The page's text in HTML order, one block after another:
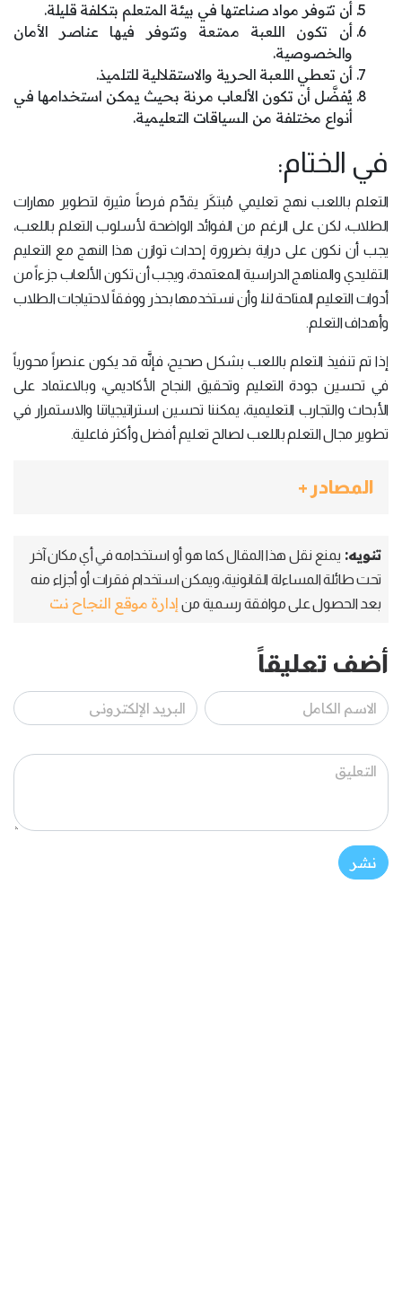
أن تتوفر مواد صناعتها في بيئة المتعلم بتكلفة قليلة.
أن تكون اللعبة ممتعة وتتوفر فيها عناصر الأمان
والخصوصية.
أن تعطي اللعبة الحرية والاستقلالية للتلميذ.
يُفضَّل أن تكون الألعاب مرنة بحيث يمكن استخدامها في
أنواع مختلفة من السياقات التعليمية.
في الختام:
التعلم باللعب نهج تعليمي مُبتكَر يقدِّم فرصاً مثيرة لتطوير مهارات
الطلاب، لكن على الرغم من الفوائد الواضحة لأسلوب التعلم باللعب،
يجب أن نكون على دراية بضرورة إحداث توازن هذا النهج مع التعليم
التقليدي والمناهج الدراسية المعتمدة، ويجب أن تكون الألعاب جزءاً من
أدوات التعليم المتاحة لنا، وأن نستخدمها بحذر ووفقاً لاحتياجات الطلاب
وأهداف التعلم.
إذا تم تنفيذ التعلم باللعب بشكل صحيح، فإنَّه قد يكون عنصراً محورياً
في تحسين جودة التعليم وتحقيق النجاح الأكاديمي، وبالاعتماد على
الأبحاث والتجارب التعليمية، يمكننا تحسين استراتيجياتنا والاستمرار في
تطوير مجال التعلم باللعب لصالح تعليم أفضل وأكثر فاعلية.
المصادر +
تنويه: يمنع نقل هذا المقال كما هو أو استخدامه في أي مكان آخر
تحت طائلة المساءلة القانونية، ويمكن استخدام فقرات أو أجزاء منه
بعد الحصول على موافقة رسمية من إدارة موقع النجاح نت
أضف تعليقاً
نشر